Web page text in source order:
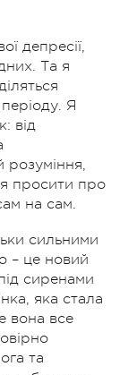
депресії,
Та я
Я
від
розуміння,
просити про
на сам.
сильними
– це новий
сиренами
яка стала
вона все
та